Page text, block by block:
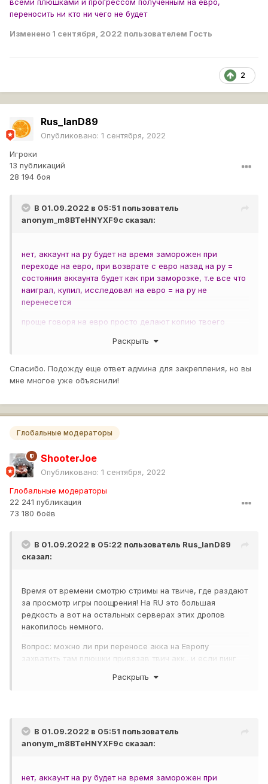
переносить ни кто ни чего не будет
Изменено 1 сентября, 2022 пользователем Гость
2
Rus_lanD89
Опубликовано: 1 сентября, 2022
Игроки
13 публикаций
28 194 боя
В 01.09.2022 в 05:51 пользователь
anonym_m8BTeHNYXF9c сказал:
нет, аккаунт на ру будет на время заморожен при
переходе на евро, при возврате с евро назад на ру =
состояния аккаунта будет как при заморозке, т.е все что
наиграл, купил, исследовал на евро = на ру не
перенесется
проще говоря на евро просто делают копию твоего
одинаковых,только один на евро и один такой же на ру,
на евро, ру аккаунт удалят, если решишь вернуться на
ру, то просто разблокируют аккаунт ру кластера, а евро
полученным на евро, переносить ни кто ни чего не будет
Раскрыть
Спасибо. Подожду еще ответ админа для закрепления, но вы
мне многое уже объяснили!
Глобальные модераторы
ShooterJoe
Опубликовано: 1 сентября, 2022
Глобальные модераторы
22 241 публикация
73 180 боёв
В 01.09.2022 в 05:22 пользователь Rus_lanD89
сказал:
Время от времени смотрю стримы на твиче, где раздают
за просмотр игры поощрения! На RU это большая
редкость а вот на остальных серверах этих дропов
накопилось немного.
Вопрос: можно ли при переносе акка на Европу
захватить там плюшки привязав твич акк.. и если пинг
домой? При переходе и возврате восстанавливается ли
Раскрыть
В 01.09.2022 в 05:51 пользователь
anonym_m8BTeHNYXF9c сказал:
нет, аккаунт на ру будет на время заморожен при